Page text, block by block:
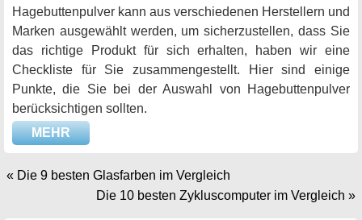
Hagebuttenpulver kann aus verschiedenen Herstellern und
Marken ausgewählt werden, um sicherzustellen, dass Sie
das richtige Produkt für sich erhalten, haben wir eine
Checkliste für Sie zusammengestellt. Hier sind einige
Punkte, die Sie bei der Auswahl von Hagebuttenpulver
berücksichtigen sollten.
MEHR
« Die 9 besten Glasfarben im Vergleich
Die 10 besten Zykluscomputer im Vergleich »